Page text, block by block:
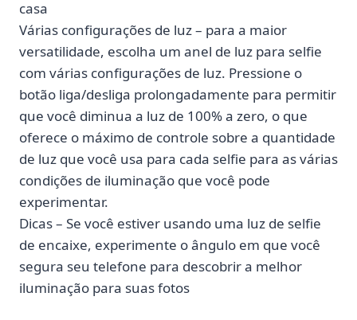
casa
Várias configurações de luz – para a maior
versatilidade, escolha um anel de luz para selfie
com várias configurações de luz. Pressione o
botão liga/desliga prolongadamente para permitir
que você diminua a luz de 100% a zero, o que
oferece o máximo de controle sobre a quantidade
de luz que você usa para cada selfie para as várias
condições de iluminação que você pode
experimentar.
Dicas – Se você estiver usando uma luz de selfie
de encaixe, experimente o ângulo em que você
segura seu telefone para descobrir a melhor
iluminação para suas fotos